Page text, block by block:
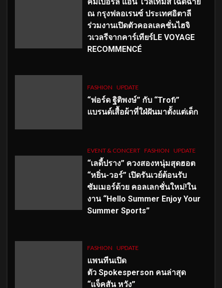
ณ กรุงฟลอเรนซ์ ประเทศอิตาลี
ร่วมงานเปิดตัวคอลเลคชั่นไฮจิ
วเวลรีจากคาร์เทียร์LE VOYAGE
RECOMMENCÉ
FASHION UPDATE
“ฟอร์ด ฐิติพงษ์” กับ “Trofi”
แบรนด์เสื้อผ้าที่ใฝ่ฝันมาตั้งแต่เด็ก
EVENT & CONCERT FASHION UPDATE
“เลดี้ปราง” ควงสองหนุ่มสุดฮอต
“หยิ่น-วอร์” เปิดรันเวย์ต้อนรับ
ซัมเมอร์ด้วย คอลเลกชั่นใหม่!ใน
งาน “Hello Summer Enjoy Your
Summer Sports”
FASHION UPDATE
แพนทีนเปิด
ตัว Spokesperson คนล่าสุด
“แจ็คสัน หวัง”